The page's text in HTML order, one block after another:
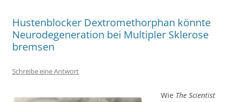
Hustenblocker Dextromethorphan könnte
Neurodegeneration bei Multipler Sklerose
bremsen
Schreibe eine Antwort
Wie The Scientist